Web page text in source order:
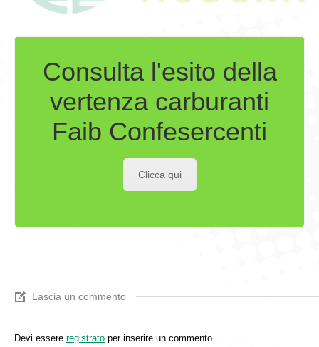
Consulta l'esito della
vertenza carburanti
Faib Confesercenti
Clicca qui
Lascia un commento
Devi essere registrato per inserire un commento.